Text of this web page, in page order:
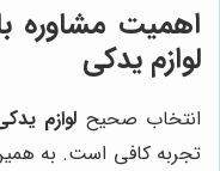
اهمیت مشاوره
لوازم یدکی
انتخاب صحیح لوازم
تجربه کافی است. به